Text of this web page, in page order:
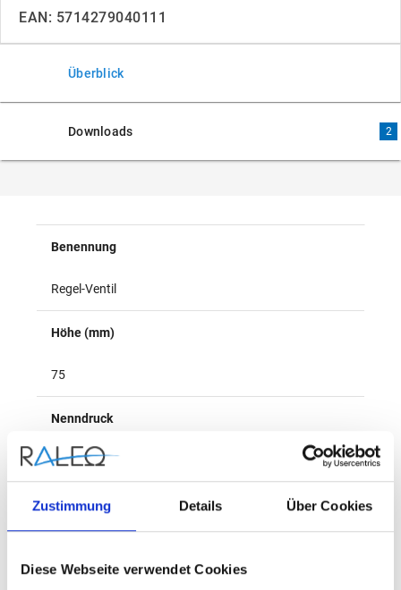
Zustimmung Details Über Cookies
Diese Webseite verwendet Cookies
EAN: 5714279040111
Überblick
Downloads 2
Benennung
Regel-Ventil
Höhe (mm)
75
Nenndruck
PN25
Herstellername